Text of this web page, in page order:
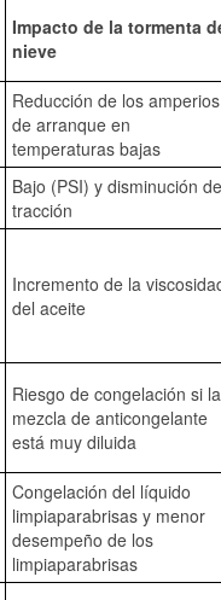
Impacto de la tormenta
nieve
Reducción de los amperios
de arranque en
temperaturas bajas
Bajo (PSI) y disminución de
tracción
Incremento de la
del aceite
Riesgo de congelación si la
mezcla de anticongelante
está muy diluida
Congelación del líquido
limpiaparabrisas y menor
desempeño de los
limpiaparabrisas